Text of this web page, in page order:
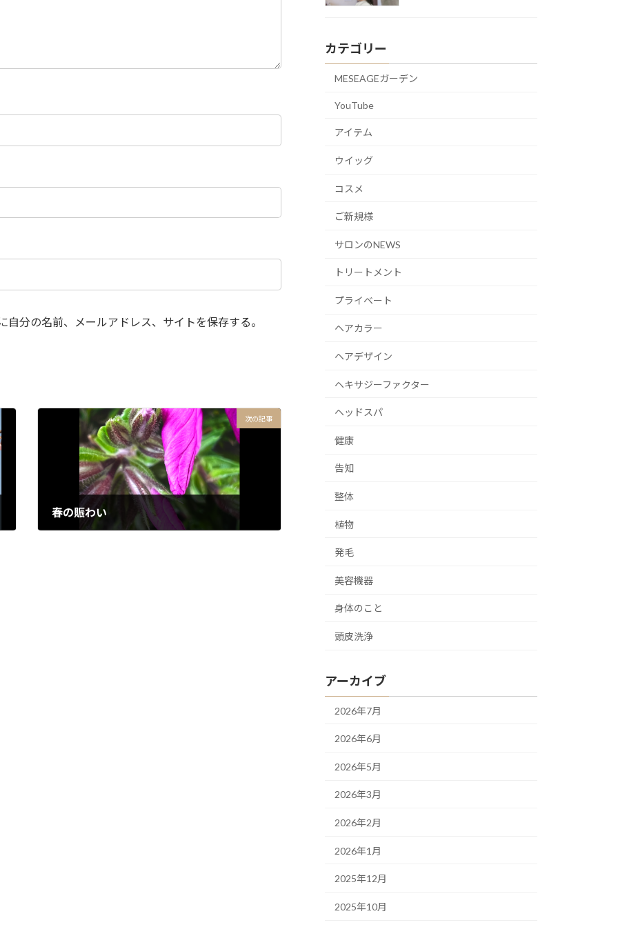
分の名前、メールアドレス、サイトを保存する。
次の記事
春の賑わい
カテゴリー
MESEAGEガーデン
YouTube
アイテム
ウイッグ
コスメ
ご新規様
サロンのNEWS
トリートメント
プライベート
ヘアカラー
ヘアデザイン
ヘキサジーファクター
ヘッドスパ
健康
告知
整体
植物
発毛
美容機器
身体のこと
頭皮洗浄
アーカイブ
2026年7月
2026年6月
2026年5月
2026年3月
2026年2月
2026年1月
2025年12月
2025年10月